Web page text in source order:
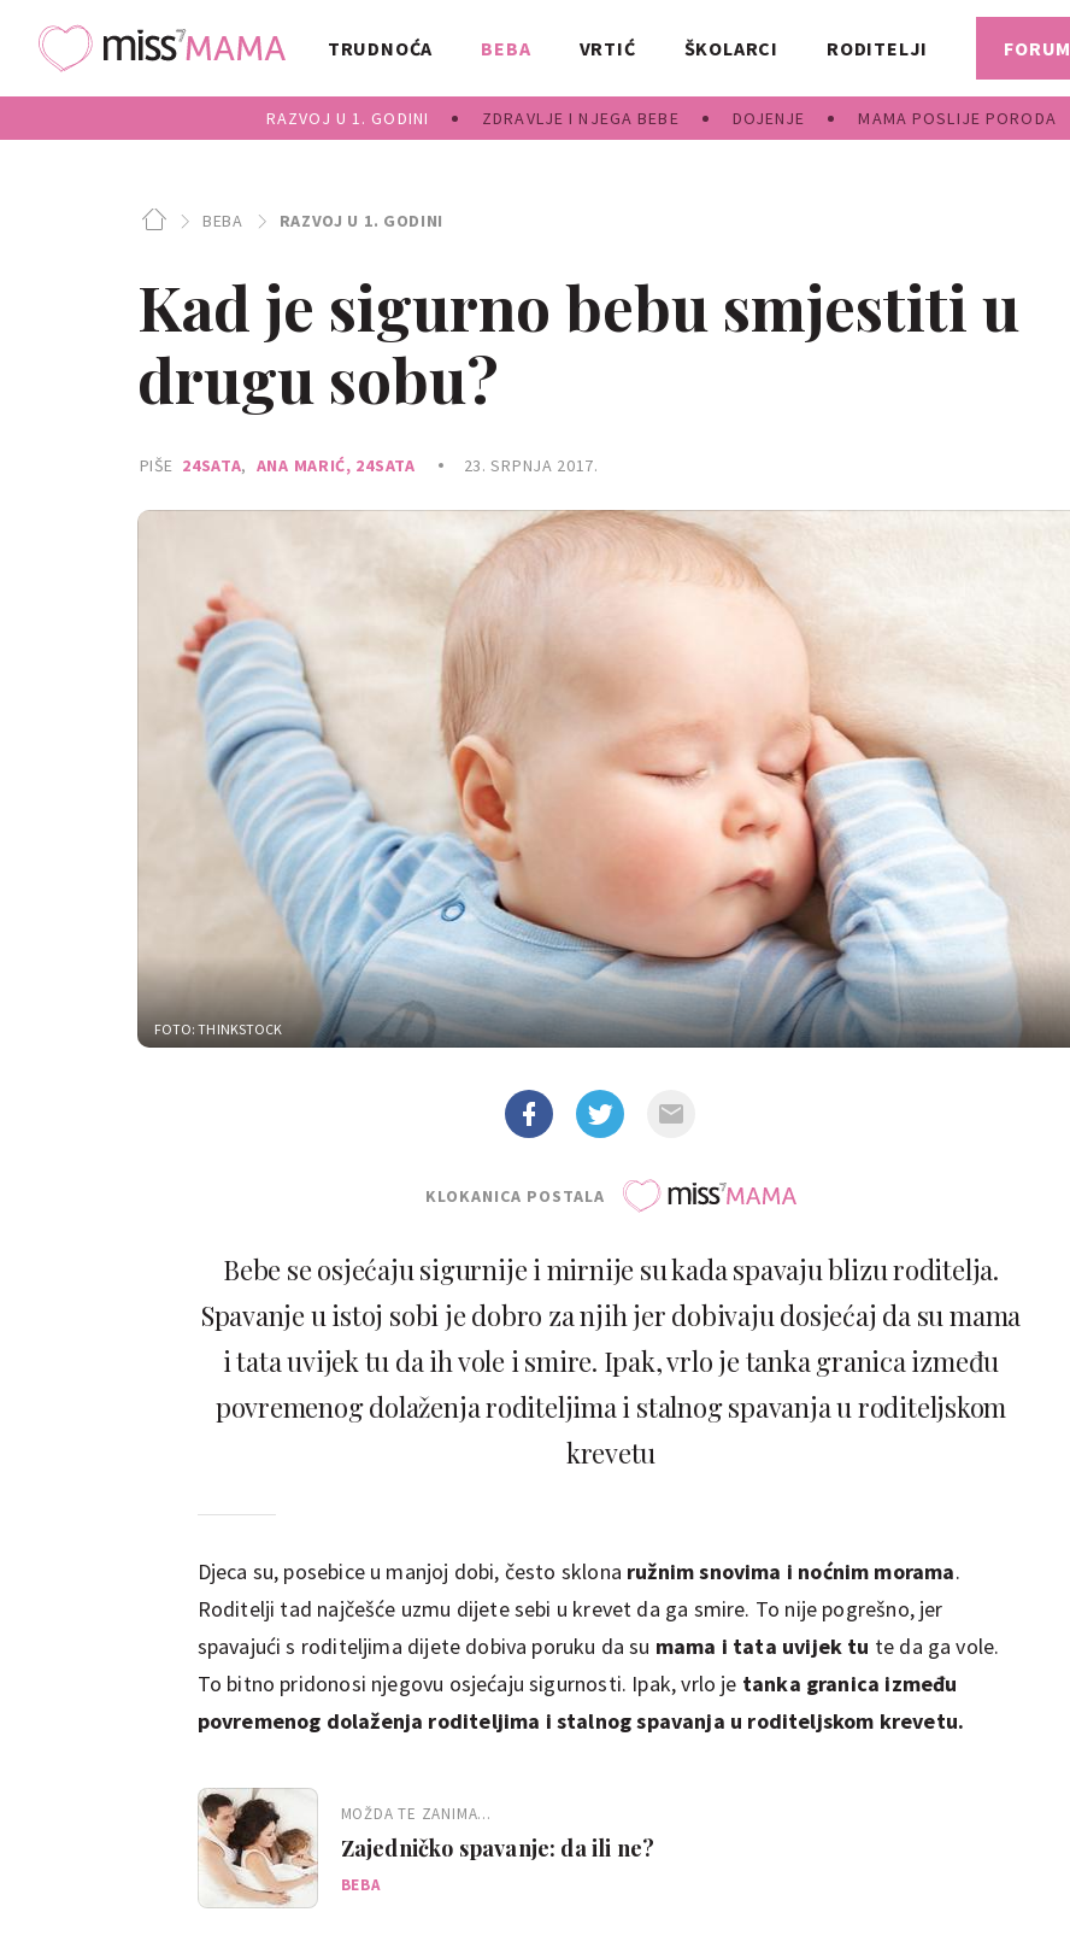
TRUDNOĆA BEBA
RAZVOJ U 1. GODINI ZDRAVLJE I NJEGA BEBE DOJENJE MAMA POSLIJE PORODA
VRTIĆ ŠKOLARCI RODITELJI FORUM
BEBA RAZVOJ U 1. GODINI
Kad je sigurno bebu smjestiti u
drugu sobu?
PIŠE 24SATA, ANA MARIĆ, 24SATA 23. SRPNJA 2017.
FOTO: THINKSTOCK
KLOKANICA POSTALA
Bebe se osjećaju sigurnije i mirnije su kada spavaju blizu roditelja.
Spavanje u istoj sobi je dobro za njih jer dobivaju dosjećaj da su mama
i tata uvijek tu da ih vole i smire. Ipak, vrlo je tanka granica između
povremenog dolaženja roditeljima i stalnog spavanja u roditeljskom
krevetu
Djeca su, posebice u manjoj dobi, često sklona ružnim snovima i noćnim morama.
Roditelji tad najčešće uzmu dijete sebi u krevet da ga smire. To nije pogrešno, jer
spavajući s roditeljima dijete dobiva poruku da su mama i tata uvijek tu te da ga vole.
To bitno pridonosi njegovu osjećaju sigurnosti. Ipak, vrlo je tanka granica između
povremenog dolaženja roditeljima i stalnog spavanja u roditeljskom krevetu.
MOŽDA TE ZANIMA...
Zajedničko spavanje: da ili ne?
BEBA